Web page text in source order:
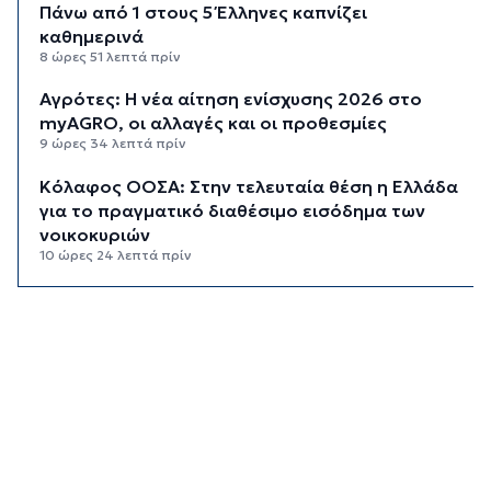
Πάνω από 1 στους 5 Έλληνες καπνίζει
καθημερινά
8 ώρες 51 λεπτά πρίν
Αγρότες: Η νέα αίτηση ενίσχυσης 2026 στο
myAGRO, οι αλλαγές και οι προθεσμίες
9 ώρες 34 λεπτά πρίν
Κόλαφος ΟΟΣΑ: Στην τελευταία θέση η Ελλάδα
για το πραγματικό διαθέσιμο εισόδημα των
νοικοκυριών
10 ώρες 24 λεπτά πρίν